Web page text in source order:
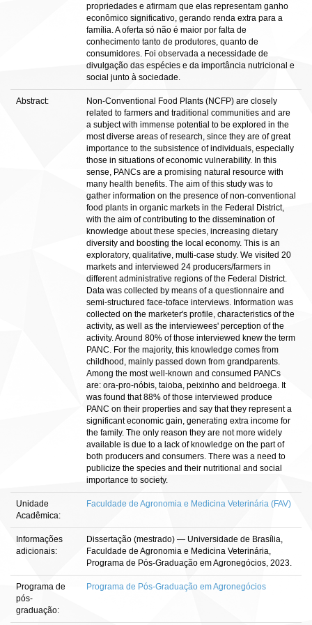
propriedades e afirmam que elas representam ganho
econômico significativo, gerando renda extra para a
família. A oferta só não é maior por falta de
conhecimento tanto de produtores, quanto de
consumidores. Foi observada a necessidade de
divulgação das espécies e da importância nutricional e
social junto à sociedade.
Abstract:
Non-Conventional Food Plants (NCFP) are closely
related to farmers and traditional communities and are
a subject with immense potential to be explored in the
most diverse areas of research, since they are of great
importance to the subsistence of individuals, especially
those in situations of economic vulnerability. In this
sense, PANCs are a promising natural resource with
many health benefits. The aim of this study was to
gather information on the presence of non-conventional
food plants in organic markets in the Federal District,
with the aim of contributing to the dissemination of
knowledge about these species, increasing dietary
diversity and boosting the local economy. This is an
exploratory, qualitative, multi-case study. We visited 20
markets and interviewed 24 producers/farmers in
different administrative regions of the Federal District.
Data was collected by means of a questionnaire and
semi-structured face-toface interviews. Information was
collected on the marketer's profile, characteristics of the
activity, as well as the interviewees' perception of the
activity. Around 80% of those interviewed knew the term
PANC. For the majority, this knowledge comes from
childhood, mainly passed down from grandparents.
Among the most well-known and consumed PANCs
are: ora-pro-nóbis, taioba, peixinho and beldroega. It
was found that 88% of those interviewed produce
PANC on their properties and say that they represent a
significant economic gain, generating extra income for
the family. The only reason they are not more widely
available is due to a lack of knowledge on the part of
both producers and consumers. There was a need to
publicize the species and their nutritional and social
importance to society.
Unidade
Acadêmica:
Faculdade de Agronomia e Medicina Veterinária (FAV)
Informações
adicionais:
Dissertação (mestrado) — Universidade de Brasília,
Faculdade de Agronomia e Medicina Veterinária,
Programa de Pós-Graduação em Agronegócios, 2023.
Programa de
pós-
graduação:
Programa de Pós-Graduação em Agronegócios